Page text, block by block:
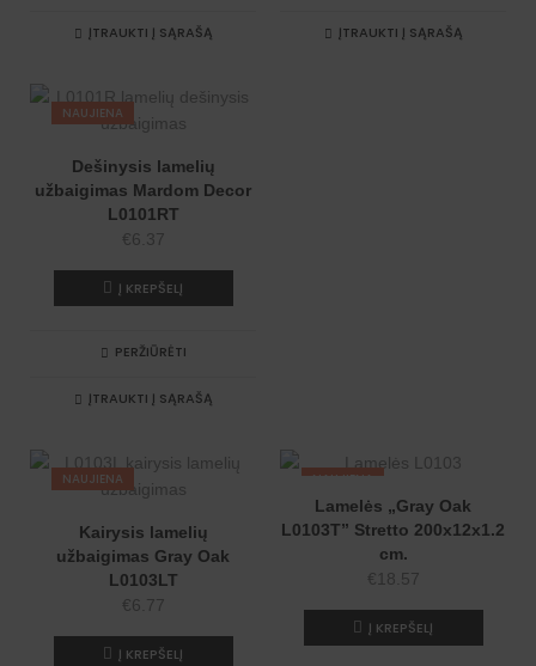
ĮTRAUKTI Į SĄRAŠĄ ĮTRAUKTI Į SĄRAŠĄ
NAUJIENA
Dešinysis lamelių
užbaigimas Mardom Decor
L0101RT
€6.37
Į KREPŠELĮ
PERŽIŪRĖTI
ĮTRAUKTI Į SĄRAŠĄ
NAUJIENA
Kairysis lamelių
užbaigimas Gray Oak
L0103LT
€6.77
Į KREPŠELĮ
NAUJIENA
Lamelės „Gray Oak
L0103T” Stretto 200x12x1.2
cm.
€18.57
Į KREPŠELĮ